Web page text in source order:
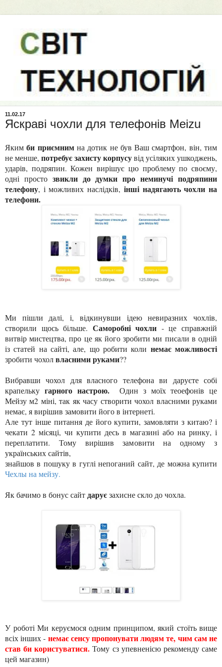
11.02.17
Яскраві чохли для телефонів Meizu
Яким би приємнимна дотик не був Ваш смартфон, він, тим
не менше, потребує захисту корпусувід усіляких ушкоджень,
ударів, подряпин. Кожен вирішує цю проблему по своєму,
одні простозвикли до думки про неминучі подряпини
телефону, і можливих наслідків, інші надягають чохли на
телефони.
Ми пішли далі, і, відкинувши ідею невиразних чохлів,
створили щось більше. Саморобні чохли - це справжній
витвір мистецтва, про це як його зробити ми писали в одній
із статей на сайті, але, що робити коли немає можливості
зробити чохолвласними руками??
Вибравши чохол для власного телефона ви даруєте собі
крапельку гарного настрою.Один з моїх теоефонів це
Мейзу м2 міні, так як часу створити чохол власними руками
немає, я вирішив замовити його в інтернеті.
Але тут інше питання де його купити, замовляти з китаю? і
чекати 2 місяці, чи купити десь в магазині або на ринку, і
переплатити. Тому вирішив замовити на одному з
українських сайтів,
знайшов в пошуку в гуглі непоганий сайт, де можна купити
Чехлы на мейзу.
Як бачимо в бонус сайтдаруєзахисне скло до чохла.
У роботі Ми керуємося одним принципом, який стоїть вище
всіх інших - немає сенсу пропонувати людям те, чим сам не
став би користуватися. Тому сз упевненісю рекоменду саме
цей магазин)